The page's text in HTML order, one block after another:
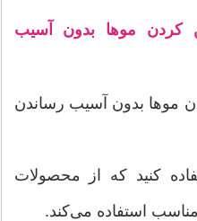
کردن موها بدون آسیب
موها بدون آسیب رساندن
کنید که از محصولات
استفاده می‌کند.